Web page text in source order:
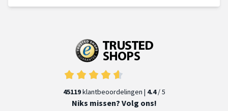
45119klantbeoordelingen | 4.4/ 5
Niks missen? Volg ons!